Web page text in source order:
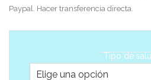
Paypal. Hacer transferencia directa.
Tipo de